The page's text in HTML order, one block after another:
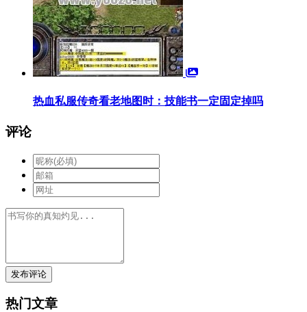
热血私服传奇看老地图时：技能书一定固定掉吗
评论
发布评论
热门文章